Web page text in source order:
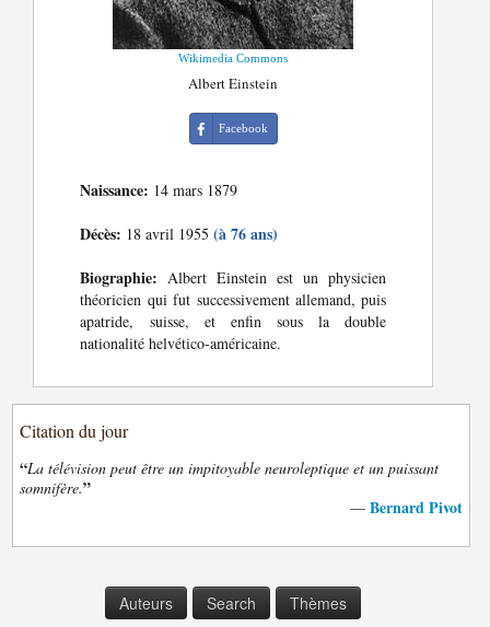
Wikimedia Commons
Albert Einstein
Facebook
Naissance: 14 mars 1879
Décès: 18 avril 1955(à 76 ans)
Biographie: Albert Einstein est un physicien
théoricien qui fut successivement allemand, puis
apatride, suisse, et enfin sous la double
nationalité helvético-américaine.
Citation du jour
“La télévision peut être un impitoyable neuroleptique et un puissant
somnifère.”
— Bernard Pivot
Auteurs Search Thèmes